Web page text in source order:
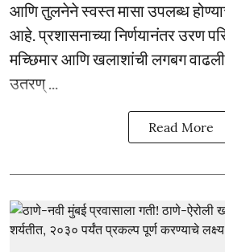
आणि तुलनेने स्वस्त मासा उपलब्ध
आहे. प्रशासनाच्या निर्णयानंतर उरण
मच्छिमार आणि खलाशांची लगबग
उतरण् ...
Read More